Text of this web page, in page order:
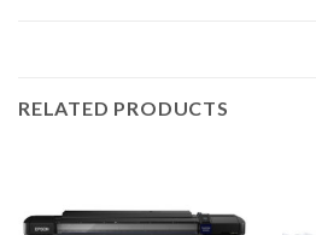
RELATED PRODUCTS